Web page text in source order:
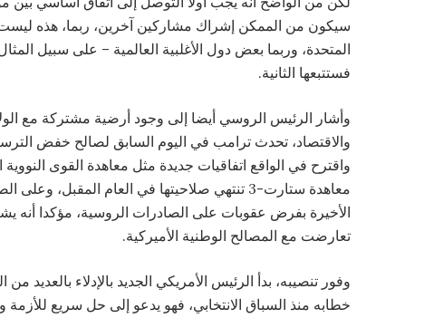
سيكون من الممكن إشراك مشاركين آخرين، ربما، هذه ليست
المتحدة، وربما بعض دول الأغلبية العالمية – على سبيل
فستتبعها الثانية.
وأشار الرئيس الروسي أيضا إلى وجود أرضية مشتركة مع
والاقتصاد، تحدث ترامب في اليوم السابق لصالح خفض
واقترح في الواقع اتفاقيات جديدة مثل معاهدة القوى
معاهدة ستارت-3 تنتهي صلاحيتها في العام
الأخيرة بفرض عقوبات على الصادرات الروسية، مؤكدا أنه
تعارضت مع المصالح الوطنية الأميركية.
وفور تنصيبه، بدأ الرئيس الأمريكي الجديد بالإدلاء